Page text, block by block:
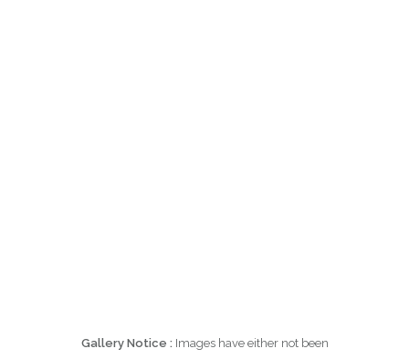
Gallery Notice : Images have either not been